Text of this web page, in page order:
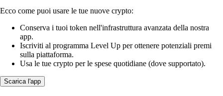
Ecco come puoi usare le tue nuove crypto:
Conserva i tuoi token nell'infrastruttura avanzata della nostra
app.
Iscriviti al programma Level Up per ottenere potenziali premi
sulla piattaforma.
Usa le tue crypto per le spese quotidiane (dove supportato).
Scarica l'app